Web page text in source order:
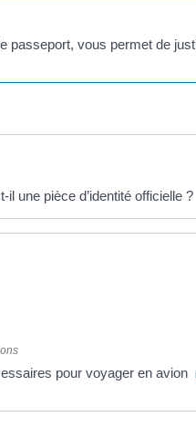
passeport, vous permet de
une pièce d’identité officielle ?
dans un nouvel onglet)
dans un nouvel onglet)
pour voyager en avion